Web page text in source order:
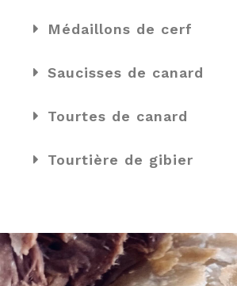
Médaillons de cerf
Saucisses de canard
Tourtes de canard
Tourtière de gibier